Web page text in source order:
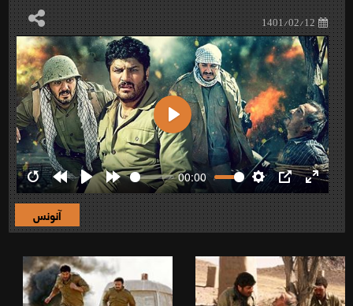
1401/02/12
RestartRewind
10s
Play Forward
10s
00:00
Settings
PIP Enter
Play
آنونس